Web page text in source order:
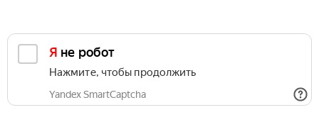
Я не робот
Нажмите, чтобы продолжить
Yandex SmartCaptcha